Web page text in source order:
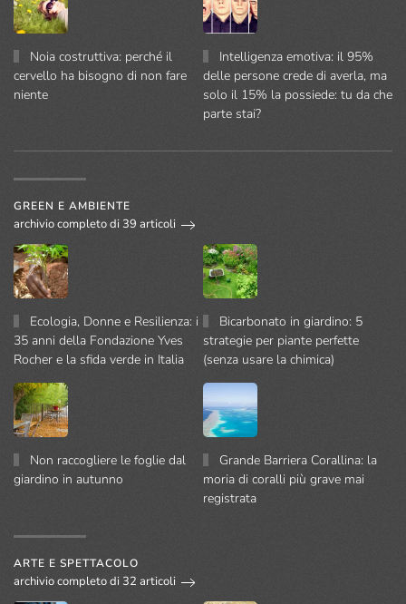
Noia costruttiva: perché il
cervello ha bisogno di non fare
niente
Intelligenza emotiva: il 95%
delle persone crede di averla, ma
solo il 15% la possiede: tu da che
parte stai?
GREEN E AMBIENTE
archivio completo di 39 articoli
Ecologia, Donne e Resilienza: i
35 anni della Fondazione Yves
Rocher e la sfida verde in Italia
Bicarbonato in giardino: 5
strategie per piante perfette
(senza usare la chimica)
Non raccogliere le foglie dal
giardino in autunno
Grande Barriera Corallina: la
moria di coralli più grave mai
registrata
ARTE E SPETTACOLO
archivio completo di 32 articoli